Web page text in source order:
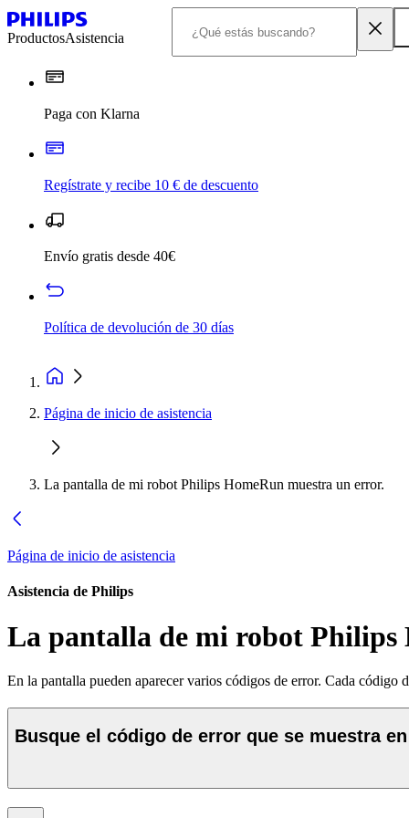
ProductosAsistencia
Paga con Klarna
Regístrate y recibe 10 € de descuento
Envío gratis desde 40€
Política de devolución de 30 días
Página de inicio de asistencia
La pantalla de mi robot Philips HomeRun muestra un error.
Página de inicio de asistencia
Asistencia de Philips
La pantalla de mi robot Philips
En la pantalla pueden aparecer varios códigos de error. Cada código
Busque el código de error que se muestra